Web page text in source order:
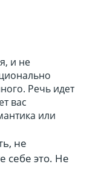
и не
Речь идет
вас
или
не
себе это. Не